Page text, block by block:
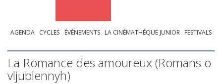
AGENDA CYCLES ÉVÉNEMENTS LA CINÉMATHÈQUE JUNIOR FESTIVALS
La Romance des amoureux (Romans o
vljublennyh)